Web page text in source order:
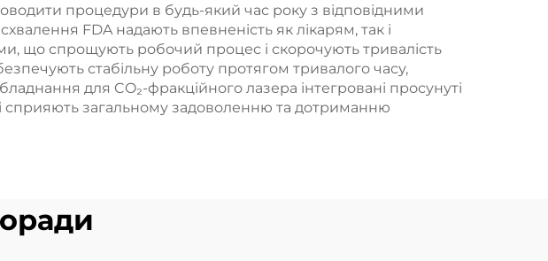
процедури в будь-який час року з відповідними
FDA надають впевненість як лікарям, так і
що спрощують робочий процес і скорочують тривалість
стабільну роботу протягом тривалого часу,
для CO₂-фракційного лазера інтегровані просунуті
сприяють загальному задоволенню та дотриманню